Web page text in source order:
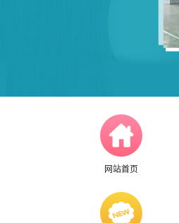
网站首页